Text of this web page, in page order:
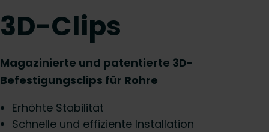
3D-Clips
Magazinierte und patentierte 3D-
Befestigungsclips für Rohre
Erhöhte Stabilität
Schnelle und effiziente Installation